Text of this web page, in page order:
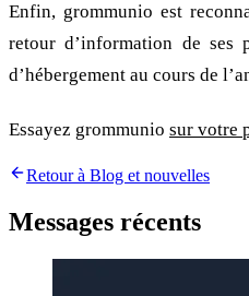
Enfin, grommunio est
retour d’information de ses
d’hébergement au cours de
Essayez grommunio sur votre
Retour à Blog et nouvelles
Messages récents